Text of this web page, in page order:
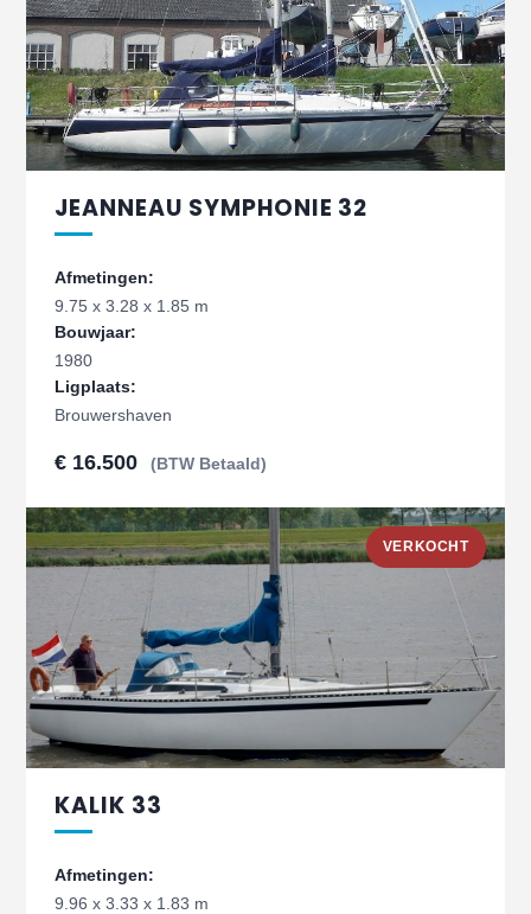
JEANNEAU SYMPHONIE 32
Afmetingen:
9.75 x 3.28 x 1.85 m
Bouwjaar:
1980
Ligplaats:
Brouwershaven
€ 16.500 (BTW Betaald)
VERKOCHT
KALIK 33
Afmetingen:
9.96 x 3.33 x 1.83 m